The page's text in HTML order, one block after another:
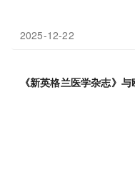
2025-12-22
《新英格兰医学杂志》